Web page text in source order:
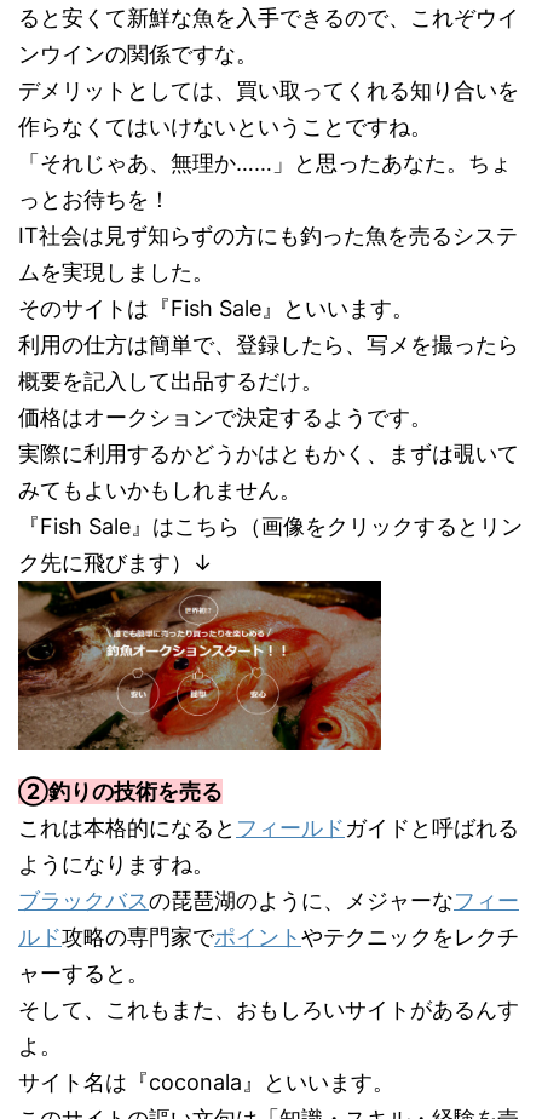
ると安くて新鮮な魚を入手できるので、これぞウイ
ンウインの関係ですな。
デメリットとしては、買い取ってくれる知り合いを
作らなくてはいけないということですね。
「それじゃあ、無理か……」と思ったあなた。ちょ
っとお待ちを！
IT社会は見ず知らずの方にも釣った魚を売るシステ
ムを実現しました。
そのサイトは『Fish Sale』といいます。
利用の仕方は簡単で、登録したら、写メを撮ったら
概要を記入して出品するだけ。
価格はオークションで決定するようです。
実際に利用するかどうかはともかく、まずは覗いて
みてもよいかもしれません。
『Fish Sale』はこちら（画像をクリックするとリン
ク先に飛びます）↓
②釣りの技術を売る
これは本格的になると フィールドガイドと呼ばれる
ようになりますね。
ブラックバスの琵琶湖のように、メジャーなフィー
ルド攻略の専門家でポイントやテクニックをレクチ
ャーすると。
そして、これもまた、おもしろいサイトがあるんす
よ。
サイト名は『coconala』といいます。